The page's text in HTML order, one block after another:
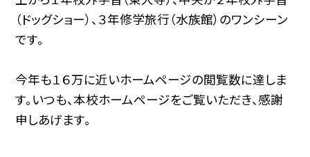
（ドッグショー）、３年修学旅行（水族館）のワンシーン
です。
今年も１６万に近いホームページの閲覧数に達しま
す。いつも、本校ホームページをご覧いただき、感謝
申しあげます。